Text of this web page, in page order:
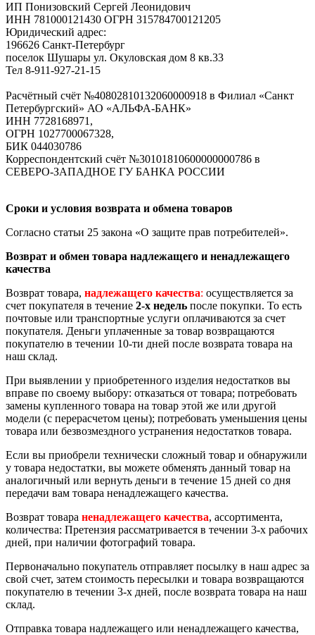
ИП Понизовский Сергей Леонидович
ИНН 781000121430 ОГРН 315784700121205
Юридический адрес:
196626 Санкт-Петербург
поселок Шушары ул. Окуловская дом 8 кв.33
Тел 8-911-927-21-15
Расчётный счёт №40802810132060000918 в Филиал «Санкт
Петербургский» АО «АЛЬФА-БАНК»
ИНН 7728168971,
ОГРН 1027700067328,
БИК 044030786
Корреспондентский счёт №30101810600000000786 в
СЕВЕРО-ЗАПАДНОЕ ГУ БАНКА РОССИИ
Сроки и условия возврата и обмена товаров
Согласно статьи 25 закона «О защите прав потребителей».
Возврат и обмен товара надлежащего и ненадлежащего
качества
Возврат товара, надлежащего качества: осуществляется за
счет покупателя в течение 2-х недель после покупки. То есть
почтовые или транспортные услуги оплачиваются за счет
покупателя. Деньги уплаченные за товар возвращаются
покупателю в течении 10-ти дней после возврата товара на
наш склад.
При выявлении у приобретенного изделия недостатков вы
вправе по своему выбору: отказаться от товара; потребовать
замены купленного товара на товар этой же или другой
модели (с перерасчетом цены); потребовать уменьшения цены
товара или безвозмездного устранения недостатков товара.
Если вы приобрели технически сложный товар и обнаружили
у товара недостатки, вы можете обменять данный товар на
аналогичный или вернуть деньги в течение 15 дней со дня
передачи вам товара ненадлежащего качества.
Возврат товара ненадлежащего качества, ассортимента,
количества: Претензия рассматривается в течении 3-х рабочих
дней, при наличии фотографий товара.
Первоначально покупатель отправляет посылку в наш адрес за
свой счет, затем стоимость пересылки и товара возвращаются
покупателю в течении 3-х дней, после возврата товара на наш
склад.
Отправка товара надлежащего или ненадлежащего качества,